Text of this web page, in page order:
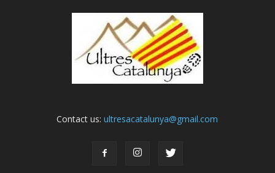
Contact us:ultresacatalunya@gmail.com